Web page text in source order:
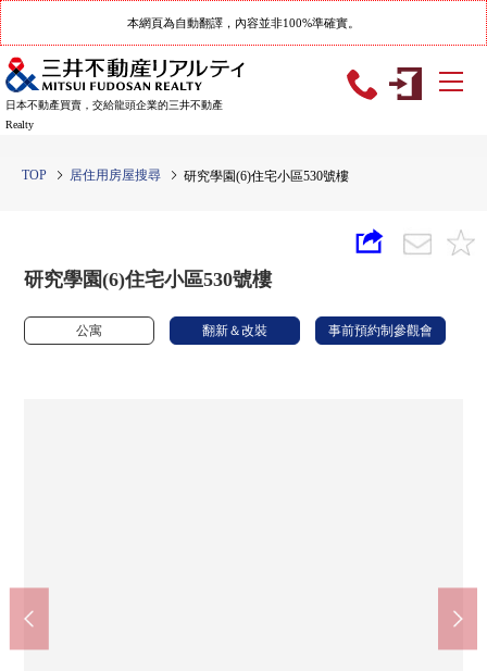
本網頁為自動翻譯，內容並非100%準確實。
日本不動產買賣，交給龍頭企業的三井不動產
Realty
TOP 居住用房屋搜尋 研究學園(6)住宅小區530號樓
研究學園(6)住宅小區530號樓
公寓 翻新＆改裝 事前預約制參觀會